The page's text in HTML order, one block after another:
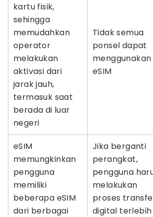
kartu fisik,
sehingga
memudahkan
operator
melakukan
aktivasi dari
jarak jauh,
termasuk saat
berada di luar
negeri
Tidak semua
ponsel dapat
menggunakan
eSIM
eSIM
memungkinkan
pengguna
memiliki
beberapa eSIM
dari berbagai
Jika berganti
perangkat,
pengguna
melakukan
proses
digital terlebih